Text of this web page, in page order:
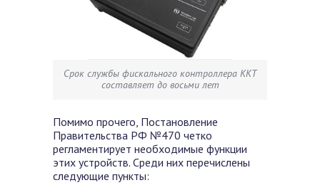
Срок службы фискального контроллера ККТ
составляет до восьми лет
Помимо прочего, Постановление
Правительства РФ №470 четко
регламентирует необходимые функции
этих устройств. Среди них перечислены
следующие пункты: